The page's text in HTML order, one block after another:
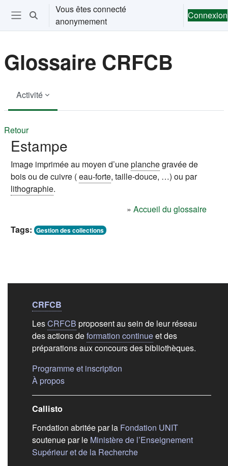
Passer au contenu principal
Ouvrir le menu de navigation
Activer/désactiver la saisie de recherche
Vous êtes connecté
anonymement
Connexion
Glossaire CRFCB
Activité
Retour
Estampe
Image imprimée au moyen d’uneplanchegravée de
bois ou de cuivre (eau-forte, taille-douce, …) ou par
lithographie.
» Accueil du glossaire
Tags: Gestion des collections
Liens de bas de
CRFCB
LesCRFCB proposent au sein de leur réseau
des actions deformation continueet des
préparations aux concours des bibliothèques.
Programme et inscription
À propos(s'ouvre dans un nouvel onglet)
Callisto
Fondation abritée par la Fondation UNIT(s'ouvre
soutenue par le Ministère de l’Enseignement
Supérieur et de la Recherche(s'ouvre dans un nouvel